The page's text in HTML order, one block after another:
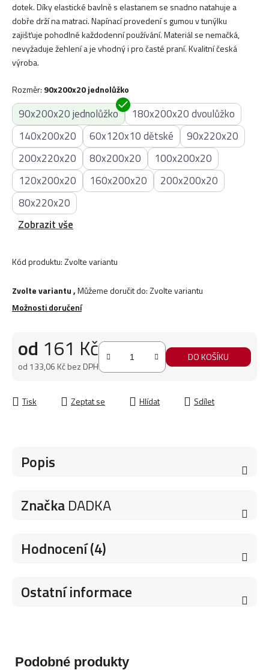
dotek. Díky elastické bavlně s elastanem se snadno natahuje a
dobře drží na matraci. Napínací provedení s gumou v tunýlku
zajišťuje pohodlné každodenní používání. Materiál se nemačká,
nevyžaduje žehlení a je vhodný i pro časté praní. Kvalitní česká
výroba.
Rozměr: 90x200x20 jednolůžko
90x200x20 jednolůžko
180x200x20 dvoulůžko
140x200x20
60x120x10 dětské
90x220x20
200x220x20
80x200x20
100x200x20
120x200x20
160x200x20
200x200x20
80x220x20
Zobrazit vše
Kód produktu:Zvolte variantu
Zvolte variantu,Můžeme doručit do:Zvolte variantu
Možnosti doručení
od 161 Kč
od 133,06 Kčbez DPH
DO KOŠÍKU
Tisk Zeptat se Hlídat Sdílet
Popis
ZnačkaDADKA
Hodnocení (4)
Ostatní informace
Podobné produkty